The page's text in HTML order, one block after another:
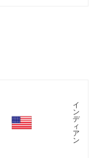
イ
ン
デ
ィ
ア
ン